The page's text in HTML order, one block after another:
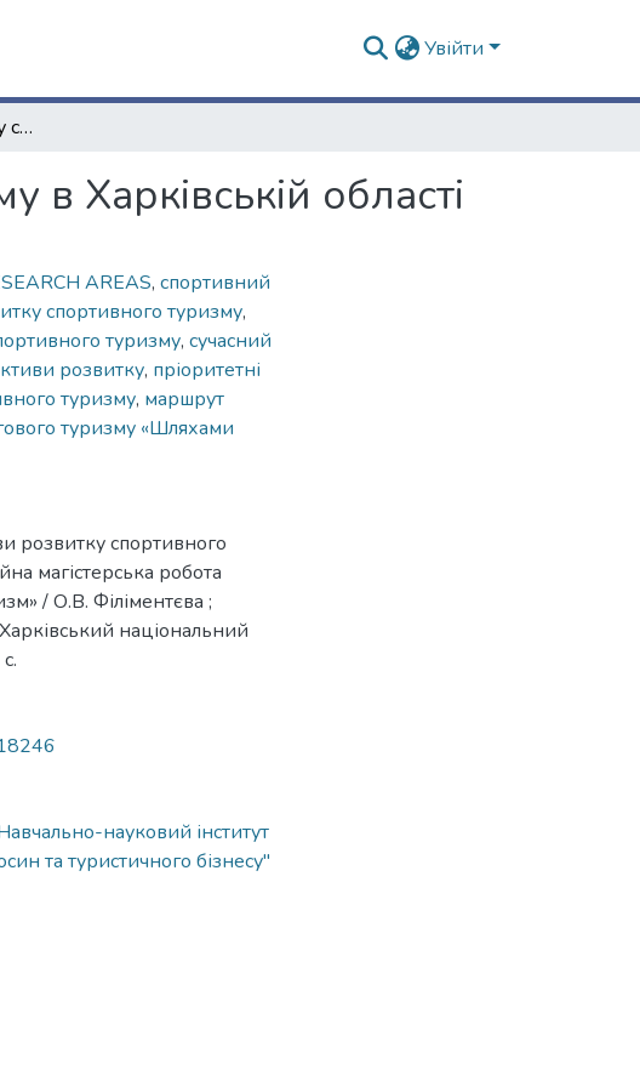
Увійти
Перспективи розвитку спортивного туризму в Харківській області
Харківській області
AREAS, спортивний
спортивного туризму,
туризму, сучасний
розвитку, пріоритетні
туризму, маршрут
туризму «Шляхами
розвитку спортивного
магістерська робота
/ О.В. Філіментєва ;
національний
науковий інститут
та туристичного бізнесу"